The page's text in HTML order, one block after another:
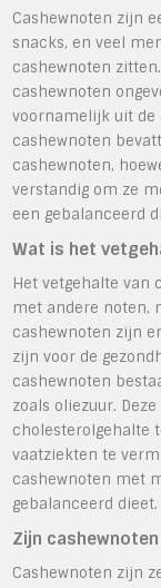
Cashewnoten zijn
snacks, en veel
cashewnoten
cashewnoten
voornamelijk uit de
cashewnoten
cashewnoten,
verstandig om ze
een gebalanceerd
Wat is het
Het vetgehalte van
met andere noten,
cashewnoten zijn
zijn voor de
cashewnoten
zoals oliezuur.
cholesterolgehalte
vaatziekten te
cashewnoten met
gebalanceerd dieet.
Zijn
Cashewnoten zijn